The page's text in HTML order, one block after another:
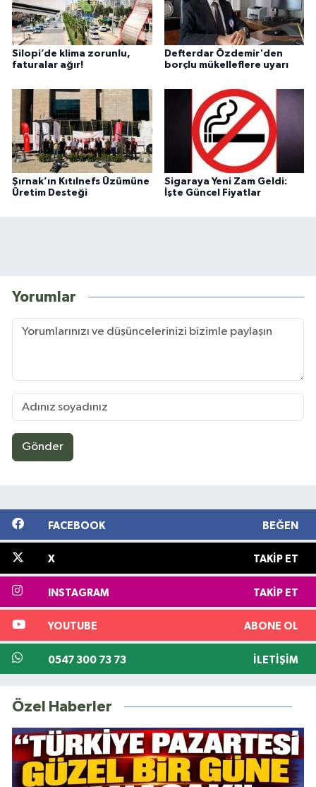
Silopi’de klima zorunlu,
faturalar ağır!
Defterdar Özdemir'den
borçlu mükelleflere uyarı
Şırnak’ın Kıtılnefs Üzümüne
Üretim Desteği
Sigaraya Yeni Zam Geldi:
İşte Güncel Fiyatlar
Yorumlar
Gönder
FACEBOOK BEĞEN
X TAKIP ET
INSTAGRAM TAKIP ET
YOUTUBE ABONE OL
0547 300 73 73 İLETIŞIM
Özel Haberler